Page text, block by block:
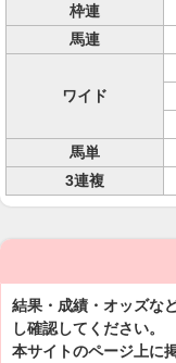
枠連
馬連
ワイド
馬単
3連複
結果・成績・オッズな
し確認してください。
本サイトのページ上に